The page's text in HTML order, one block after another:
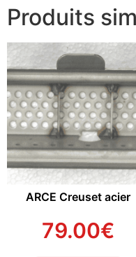
Produits
ARCE Creuset acier
79.00€